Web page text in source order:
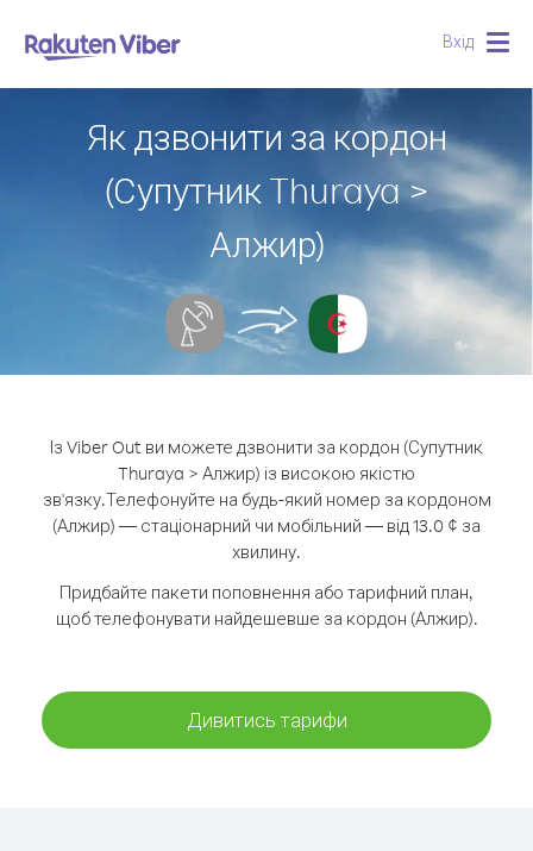
Вхід
Як дзвонити за кордон
(Супутник Thuraya >
Алжир)
Із Viber Out ви можете дзвонити за кордон (Супутник
Thuraya > Алжир) із високою якістю
зв'язку.Телефонуйте на будь-який номер за кордоном
(Алжир) — стаціонарний чи мобільний — від 13.0 ¢ за
хвилину.
Придбайте пакети поповнення або тарифний план,
щоб телефонувати найдешевше за кордон (Алжир).
Дивитись тарифи